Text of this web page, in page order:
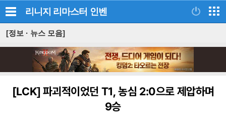
리니지 리마스터 인벤
[정보 · 뉴스 모음]
[LCK]파괴적이었던 T1, 농심 2:0으로 제압하며
9승